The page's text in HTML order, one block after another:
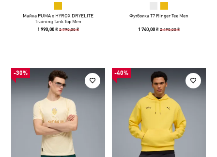
Майка PUMA x HYROX DRYELITE
Training Tank Top Men
1 990,00 ₴2 790,00 ₴
Футболка T7 Ringer Tee Men
1 740,00 ₴2 490,00 ₴
-30% -40%